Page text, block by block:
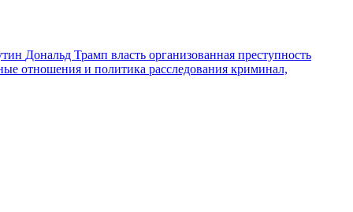
Дональд Трамп власть организованная преступность
отношения и политика расследования криминал,